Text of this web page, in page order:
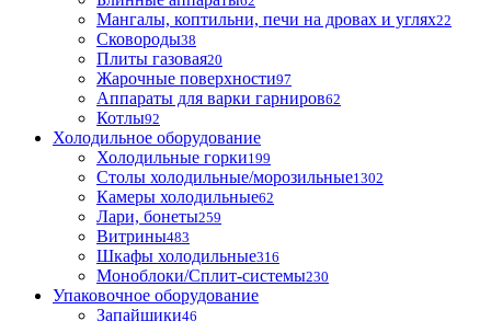
Мангалы, коптильни, печи на дровах и углях22
Сковороды38
Плиты газовая20
Жарочные поверхности97
Аппараты для варки гарниров62
Котлы92
Холодильное оборудование
Холодильные горки199
Столы холодильные/морозильные1302
Камеры холодильные62
Лари, бонеты259
Витрины483
Шкафы холодильные316
Моноблоки/Сплит-системы230
Упаковочное оборудование
Запайщики46